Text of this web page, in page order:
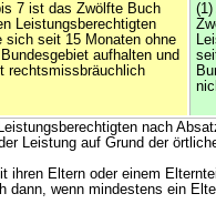
7 ist das Zwölfte Buch
Leistungsberechtigten
sich seit 15 Monaten ohne
aufhalten und
rechtsmissbräuchlich
(1)
nach
Leistung auf Grund der
ihren Eltern oder einem
dann, wenn mindestens ein